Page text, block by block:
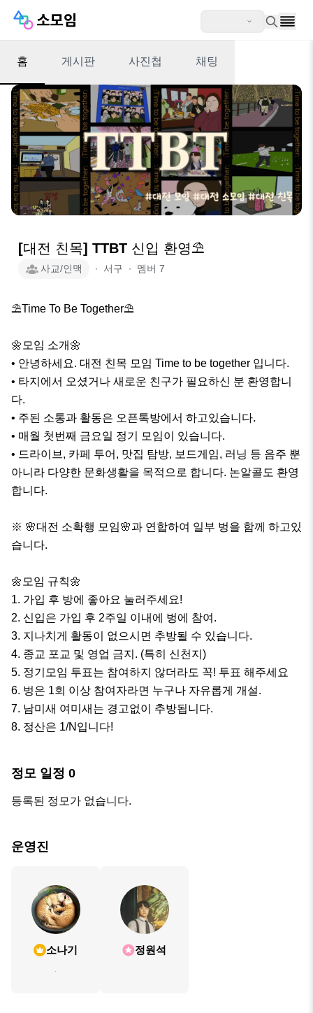
홈 게시판 사진첩 채팅
[대전 친목] TTBT 신입 환영⛱️
사교/인맥 ∙ 서구 ∙ 멤버 7
⛱️Time To Be Together⛱️
🌼모임 소개🌼
• 안녕하세요. 대전 친목 모임 Time to be together 입니다.
• 타지에서 오셨거나 새로운 친구가 필요하신 분 환영합니
다.
• 주된 소통과 활동은 오픈톡방에서 하고있습니다.
• 매월 첫번째 금요일 정기 모임이 있습니다.
• 드라이브, 카페 투어, 맛집 탐방, 보드게임, 러닝 등 음주 뿐
아니라 다양한 문화생활을 목적으로 합니다. 논알콜도 환영
합니다.
※ 🌸대전 소확행 모임🌸과 연합하여 일부 벙을 함께 하고있
습니다.
🌼모임 규칙🌼
1. 가입 후 방에 좋아요 눌러주세요!
2. 신입은 가입 후 2주일 이내에 벙에 참여.
3. 지나치게 활동이 없으시면 추방될 수 있습니다.
4. 종교 포교 및 영업 금지. (특히 신천지)
5. 정기모임 투표는 참여하지 않더라도 꼭! 투표 해주세요
6. 벙은 1회 이상 참여자라면 누구나 자유롭게 개설.
7. 남미새 여미새는 경고없이 추방됩니다.
8. 정산은 1/N입니다!
정모 일정 0
등록된 정모가 없습니다.
운영진
소나기
.
정원석